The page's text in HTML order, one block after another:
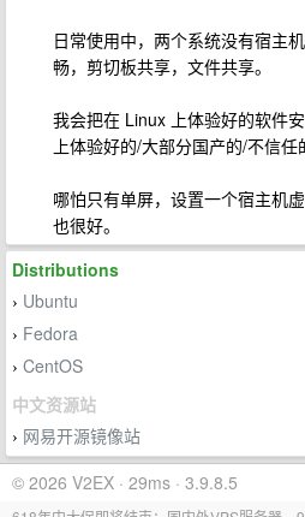
日常使用中，两个系统没有宿主
畅，剪切板共享，文件共享。
我会把在 Linux 上体验好的软件
上体验好的/大部分国产的/不信任
哪怕只有单屏，设置一个宿主机
也很好。
Distributions
› Ubuntu
› Fedora
› CentOS
中文资源站
› 网易开源镜像站
© 2026 V2EX · 29ms · 3.9.8.5